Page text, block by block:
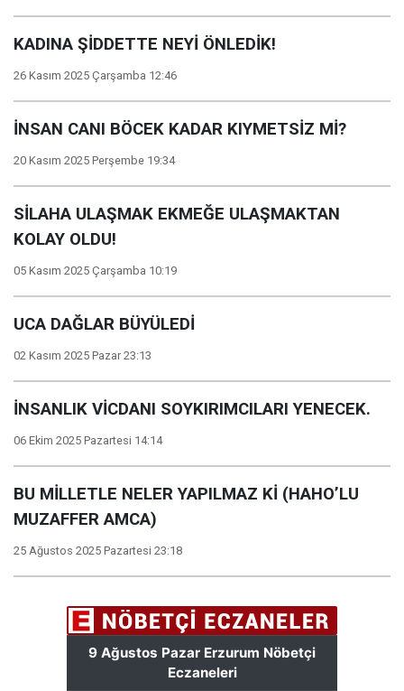
KADINA ŞİDDETTE NEYİ ÖNLEDİK!
26 Kasım 2025 Çarşamba 12:46
İNSAN CANI BÖCEK KADAR KIYMETSİZ Mİ?
20 Kasım 2025 Perşembe 19:34
SİLAHA ULAŞMAK EKMEĞE ULAŞMAKTAN
KOLAY OLDU!
05 Kasım 2025 Çarşamba 10:19
UCA DAĞLAR BÜYÜLEDİ
02 Kasım 2025 Pazar 23:13
İNSANLIK VİCDANI SOYKIRIMCILARI YENECEK.
06 Ekim 2025 Pazartesi 14:14
BU MİLLETLE NELER YAPILMAZ Kİ (HAHO’LU
MUZAFFER AMCA)
25 Ağustos 2025 Pazartesi 23:18